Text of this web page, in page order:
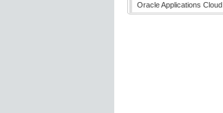
Oracle Applications Cloud